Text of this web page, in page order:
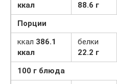
ккал
88.6 г
Порции
ккал 386.1
ккал
белки
22.2 г
100 г блюда